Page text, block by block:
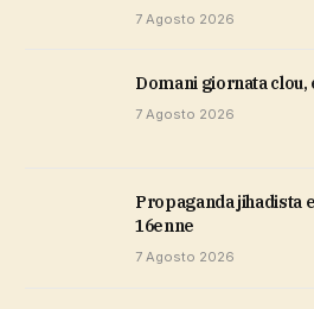
7 Agosto 2026
domani giornata
7 Agosto 2026
propaganda jihadista e neonazista, arrestato
16enne
7 Agosto 2026